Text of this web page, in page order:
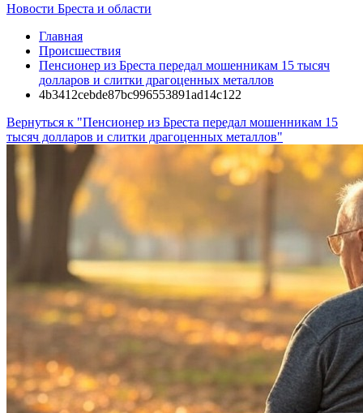
Новости Бреста и области
Главная
Происшествия
Пенсионер из Бреста передал мошенникам 15 тысяч
долларов и слитки драгоценных металлов
4b3412cebde87bc996553891ad14c122
Вернуться к "Пенсионер из Бреста передал мошенникам 15
тысяч долларов и слитки драгоценных металлов"